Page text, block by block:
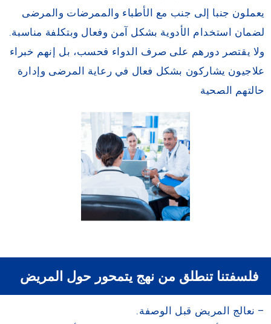
يعملون جنبا إلى جنب مع الأطباء والممرضات والمرضى
لضمان استخدام الأدوية بشكل آمن وفعال وبتكلفة مناسبة.
ولا يقتصر دورهم على صرف الدواء فحسب، بل إنهم خبراء
علاجيون يشاركون بشكل فعال في رعاية المرضى وإدارة
حالتهم الصحية
فلسفتنا تنطلق من نهج يتمحور حول المريض
– نعالج المريض قبل الوصفة.